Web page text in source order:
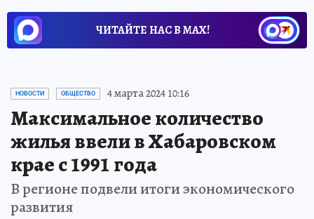
ЧИТАЙТЕ НАС В МАХ!
НОВОСТИ ОБЩЕСТВО 4 марта 2024 10:16
Максимальное количество
жилья ввели в Хабаровском
крае с 1991 года
В регионе подвели итоги экономического
развития